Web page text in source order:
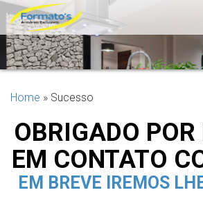
Home » Sucesso
OBRIGADO POR
EM CONTATO
EM BREVE IREMOS